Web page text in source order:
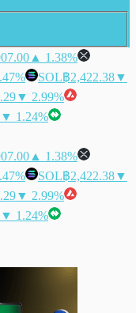
▲ 1.38%
SOL฿2,422.38▼
▼ 2.99%
▼ 1.24%
▲ 1.38%
SOL฿2,422.38▼
▼ 2.99%
▼ 1.24%